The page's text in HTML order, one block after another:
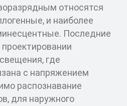
относятся
и наиболее
Последние
где
с напряжением
распознавание
для наружного